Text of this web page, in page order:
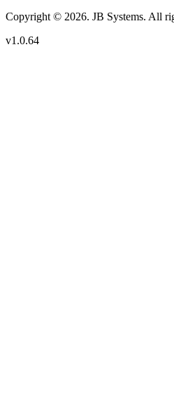
Copyright © 2026. JB Systems. All
v1.0.64